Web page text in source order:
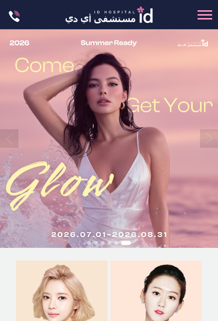
to
content
عمليات الشد
تجميل العيون
ليت مي إن
التعريف بالمستشفى
الإستشارة أونلاين
التقييم بصور السيلفي